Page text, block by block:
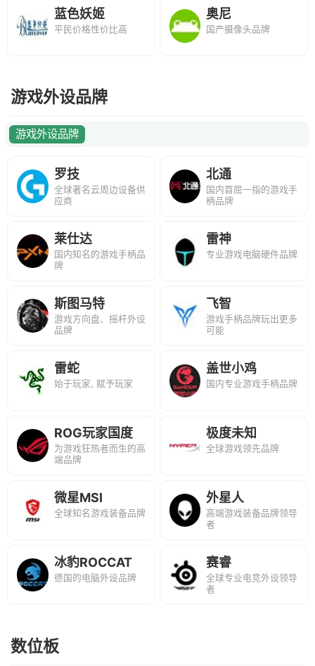
蓝色妖姬
平民价格性价比高
奥尼
国产摄像头品牌
游戏外设品牌
游戏外设品牌
罗技
全球著名云周边设备供
应商
北通
国内首屈一指的游戏手
柄品牌
莱仕达
国内知名的游戏手柄品
牌
雷神
专业游戏电脑硬件品牌
斯图马特
游戏方向盘、摇杆外设
品牌
飞智
游戏手柄品牌玩出更多
可能
雷蛇
始于玩家, 赋予玩家
盖世小鸡
国内专业游戏手柄品牌
ROG玩家国度
为游戏狂热者而生的高
端品牌
极度未知
HYPERX
全球游戏领先品牌
微星MSI
全球知名游戏装备品牌
外星人
高端游戏装备品牌领导
者
冰豹ROCCAT
德国的电脑外设品牌
赛睿
全球专业电竞外设领导
者
数位板